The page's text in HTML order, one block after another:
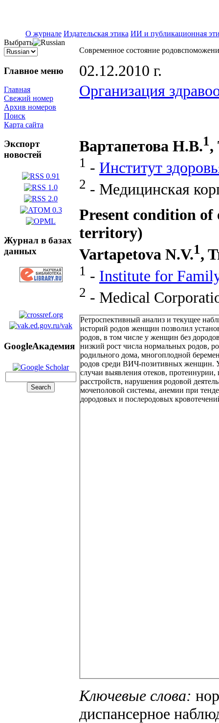
О журнале Издательская этика ИИ и публикационная
Выбрать
Главное меню
Главная
Свежий номер
Архив номеров
Поиск
Карта сайта
Экспорт
новостей
Журнал в базах
данных
GoogleАкадемия
Современное состояние
02.12.2010 г.
Организация
Вартапетова Н.В.1,
1 - Институт
2 - Медицинская
Present condition of
territory)
Vartapetova N.V.1,
1 - Institute for
2 - Medical
Ретроспективный анализ и текущее
историй родов женщин позволил
родов, в том числе у женщин без
низкий рост числа нормальных родов,
родильного дома, многоплодной
родов среди ВИЧ-позитивных женщин.
случаи выявления отеков, протеинурии,
расстройств, нарушения родовой
мочеполовой системы, анемии при
дородовых и послеродовых
Ключевые слова:
диспансерное